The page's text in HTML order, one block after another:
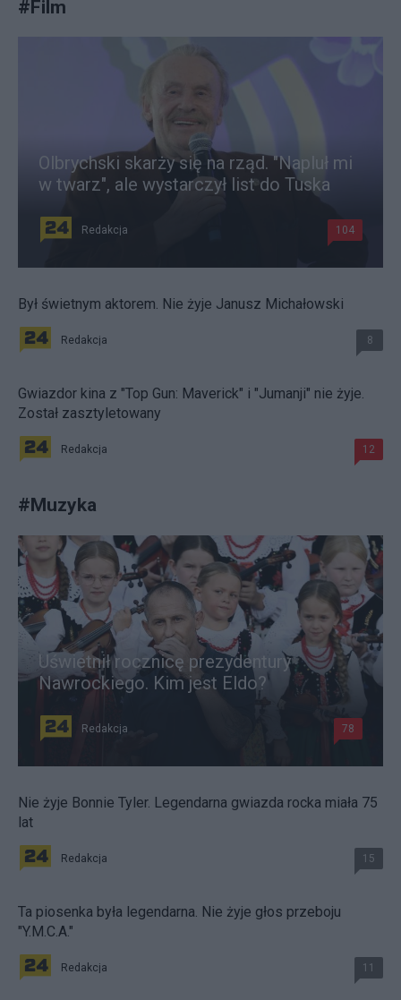
# Film
Olbrychski skarży się na rząd. "Napluł mi
w twarz", ale wystarczył list do Tuska
Redakcja 104
Był świetnym aktorem. Nie żyje Janusz Michałowski
Redakcja 8
Gwiazdor kina z "Top Gun: Maverick" i "Jumanji" nie żyje.
Został zasztyletowany
Redakcja 12
#Muzyka
Uświetnił rocznicę prezydentury
Nawrockiego. Kim jest Eldo?
Redakcja 78
Nie żyje Bonnie Tyler. Legendarna gwiazda rocka miała 75
lat
Redakcja 15
Ta piosenka była legendarna. Nie żyje głos przeboju
"Y.M.C.A."
Redakcja 11